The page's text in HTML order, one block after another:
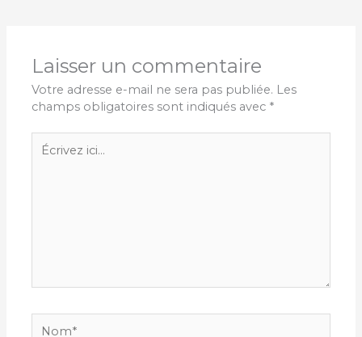
Laisser un commentaire
Votre adresse e-mail ne sera pas publiée. Les
champs obligatoires sont indiqués avec *
Écrivez
ici…